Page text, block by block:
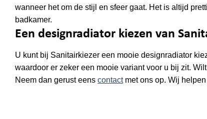
wanneer het om de stijl en sfeer gaat. Het is altijd
badkamer.
Een designradiator kiezen van
U kunt bij Sanitairkiezer een mooie designradiator
waardoor er zeker een mooie variant voor u bij zit.
Neem dan gerust eens contactmet ons op. Wij